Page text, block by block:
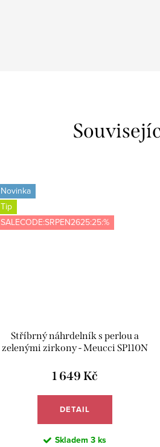
Novinka
Tip
SALECODE:SRPEN2625:25:%
Stříbrný náhrdelník s perlou a
zelenými zirkony - Meucci SP110N
1 649 Kč
DETAIL
Skladem 3 ks